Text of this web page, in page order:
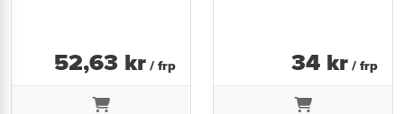
52,63 kr / frp 34 kr / frp